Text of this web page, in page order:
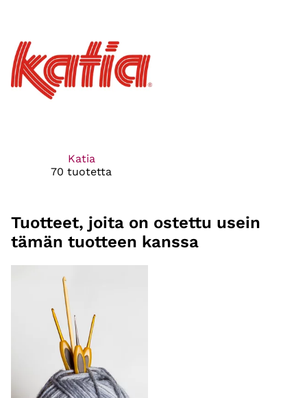
Katia
70 tuotetta
Tuotteet, joita on ostettu usein
tämän tuotteen kanssa